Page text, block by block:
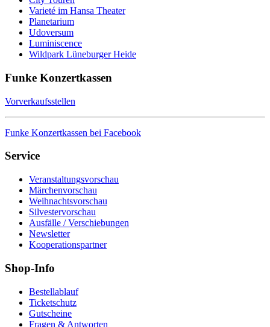
Varieté im Hansa Theater
Planetarium
Udoversum
Luminiscence
Wildpark Lüneburger Heide
Funke Konzertkassen
Vorverkaufsstellen
Funke Konzertkassen bei Facebook
Service
Veranstaltungsvorschau
Märchenvorschau
Weihnachtsvorschau
Silvestervorschau
Ausfälle / Verschiebungen
Newsletter
Kooperationspartner
Shop-Info
Bestellablauf
Ticketschutz
Gutscheine
Fragen & Antworten